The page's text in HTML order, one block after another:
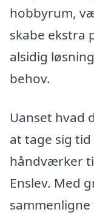
hobbyrum,
skabe ekstra
alsidig
behov.
Uanset hvad
at tage sig
håndværker
Enslev. Med